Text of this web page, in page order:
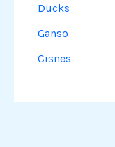
Ducks
Ganso
Cisnes